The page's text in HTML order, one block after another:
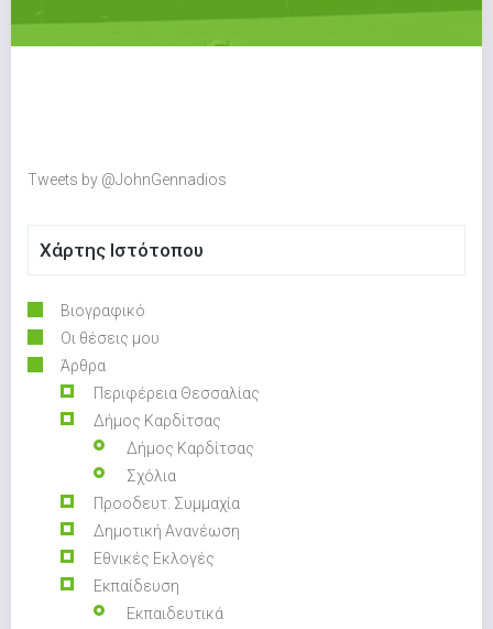
Tweets by @JohnGennadios
Χάρτης Ιστότοπου
Βιογραφικό
Οι θέσεις μου
Άρθρα
Περιφέρεια Θεσσαλίας
Δήμος Καρδίτσας
Δήμος Καρδίτσας
Σχόλια
Προοδευτ. Συμμαχία
Δημοτική Ανανέωση
Εθνικές Εκλογές
Εκπαίδευση
Εκπαιδευτικά